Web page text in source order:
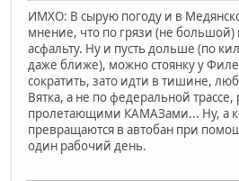
ИМХО: В сырую погоду и в
мнение, что по грязи (не большой)
асфальту. Ну и пусть дольше (по
даже ближе), можно стоянку у
сократить, зато идти в тишине,
Вятка, а не по федеральной трассе,
пролетающими КАМАЗами... Ну, а
превращаются в автобан при
один рабочий день.